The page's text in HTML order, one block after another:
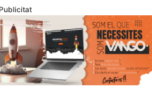
Publicitat